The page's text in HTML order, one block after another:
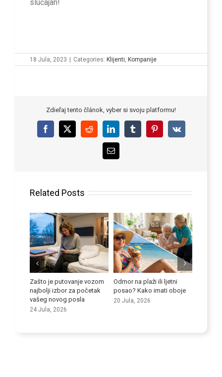
slučajan!
18 Jula, 2023 Categories: Klijenti, Kompanije
Zdieľaj tento článok, vyber si svoju platformu!
Facebook
X RedditLinkedInTumblrPinterest
Vk
Email
Related Posts
Zašto je putovanje vozom
najbolji izbor za početak
vašeg novog posla
24 Jula, 2026
Odmor na plaži ili ljetni
posao? Kako imati oboje
20 Jula, 2026